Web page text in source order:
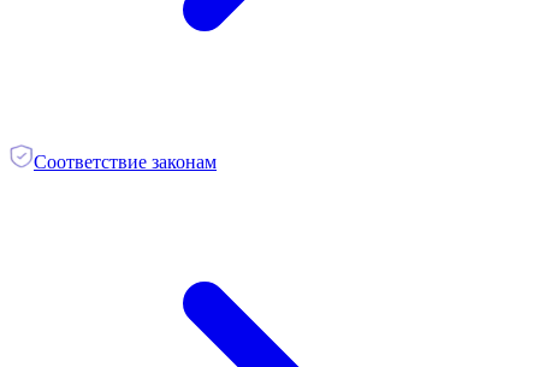
Соответствие законам